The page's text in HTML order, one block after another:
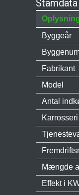
Byggeår
Fabrikant
Model
Antal
Karrosseri
Mængde
Effekt i